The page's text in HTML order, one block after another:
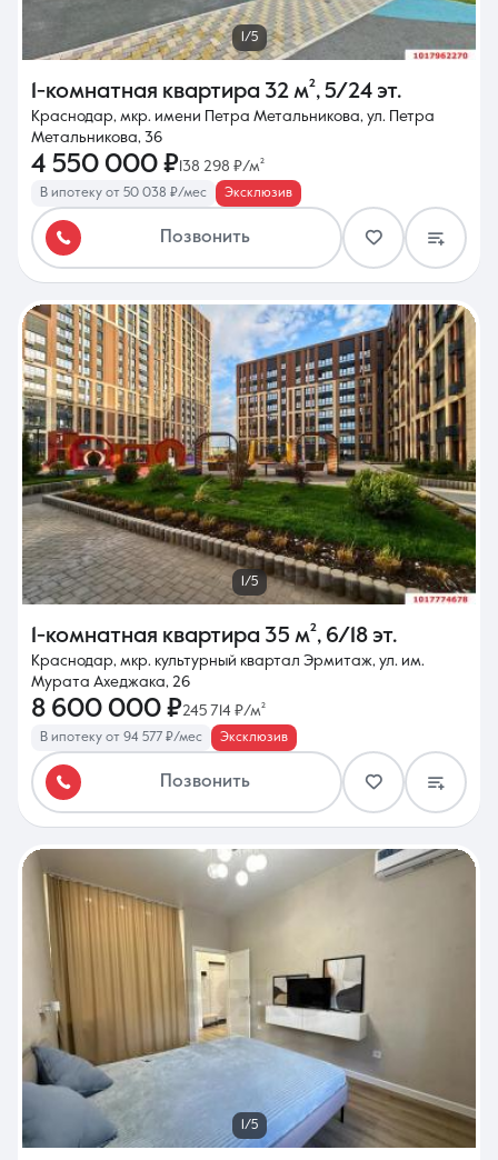
1/5
1-комнатная квартира 32 м², 5/24 эт.
Краснодар, мкр. имени Петра Метальникова, ул. Петра
Метальникова, 36
4 550 000 ₽ 138 298 ₽/м²
В ипотеку от 50 038 ₽/мес Эксклюзив
Позвонить
1/5
1-комнатная квартира 35 м², 6/18 эт.
Краснодар, мкр. культурный квартал Эрмитаж, ул. им.
Мурата Ахеджака, 26
8 600 000 ₽245 714 ₽/м²
В ипотеку от 94 577 ₽/мес Эксклюзив
Позвонить
1/5